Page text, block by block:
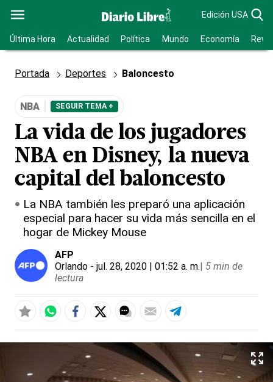
Edición USA
Última Hora Actualidad Política Mundo Economía
Portada Deportes Baloncesto
NBA SEGUIR TEMA +
La vida de los jugadores
NBA en Disney, la nueva
capital del baloncesto
La NBA también les preparó una aplicación
especial para hacer su vida más sencilla en el
hogar de Mickey Mouse
AFP
Orlando - jul. 28, 2020 | 01:52 a. m.| 5 min de
lectura